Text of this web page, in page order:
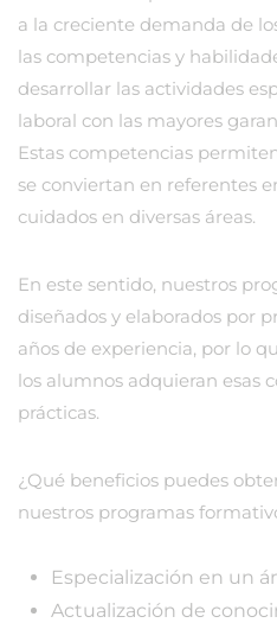
a la creciente demanda de
las competencias y
desarrollar las actividades
laboral con las mayores
Estas competencias
se conviertan en referentes
cuidados en diversas áreas.
En este sentido, nuestros
diseñados y elaborados por
años de experiencia, por lo
los alumnos adquieran esas
prácticas.
¿Qué beneficios puedes
nuestros programas
Especialización en un
Actualización de